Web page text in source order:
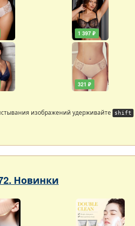
1 397 ₽
321 ₽
изображений удерживайте shift
Новинки